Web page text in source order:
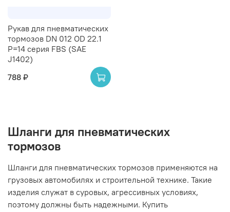
Рукав для пневматических
тормозов DN 012 OD 22.1
Р=14 серия FBS (SAE
J1402)
788 ₽
Шланги для пневматических
тормозов
Шланги для пневматических тормозов применяются на
грузовых автомобилях и строительной технике. Такие
изделия служат в суровых, агрессивных условиях,
поэтому должны быть надежными. Купить